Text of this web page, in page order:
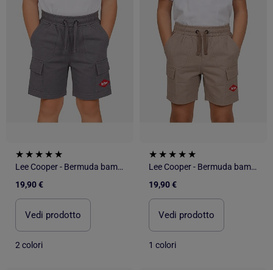
Lee Cooper - Bermuda bambino
19,90 €
Vedi prodotto
2 colori
Lee Cooper - Bermuda bambino
19,90 €
Vedi prodotto
1 colori